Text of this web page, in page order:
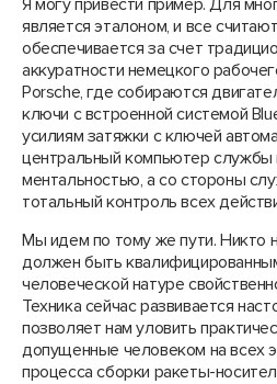
Я могу привести пример. Для
является эталоном, и все
обеспечивается за счет
аккуратности немецкого
Porsche, где собираются
ключи с встроенной системой
усилиям затяжки с ключей
центральный компьютер службы
ментальностью, а со стороны
тотальный контроль всех
Мы идем по тому же пути. Никто
должен быть
человеческой натуре
Техника сейчас развивается
позволяет нам уловить
допущенные человеком на всех
процесса сборки ракеты-